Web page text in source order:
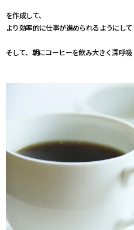
を作成して、
より効率的に仕事が進められるようにし
そして、朝にコーヒーを飲み大きく深呼吸